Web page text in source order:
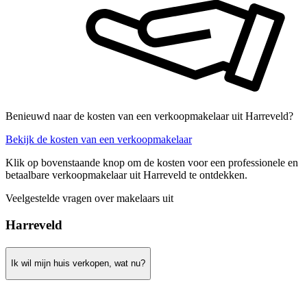
Benieuwd naar de kosten van een verkoopmakelaar uit Harreveld?
Bekijk de kosten van een verkoopmakelaar
Klik op bovenstaande knop om de kosten voor een professionele en
betaalbare verkoopmakelaar uit Harreveld te ontdekken.
Veelgestelde vragen over makelaars uit
Harreveld
Ik wil mijn huis verkopen, wat nu?